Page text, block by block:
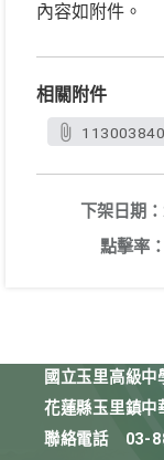
內容如附件。
相關附件
下架日期：
點擊率：
國立玉里高級中
花蓮縣玉里鎮中
聯絡電話
03-